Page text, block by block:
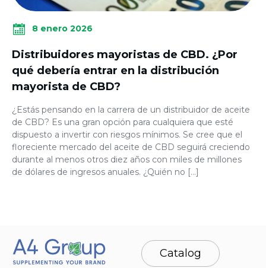
8 enero 2026
Distribuidores mayoristas de CBD. ¿Por
qué debería entrar en la distribución
mayorista de CBD?
¿Estás pensando en la carrera de un distribuidor de aceite
de CBD? Es una gran opción para cualquiera que esté
dispuesto a invertir con riesgos mínimos. Se cree que el
floreciente mercado del aceite de CBD seguirá creciendo
durante al menos otros diez años con miles de millones
de dólares de ingresos anuales. ¿Quién no […]
Catalog